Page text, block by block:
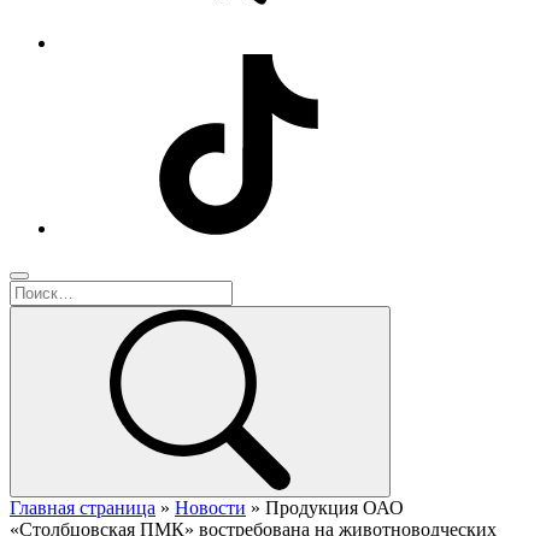
Главная страница » Новости » Продукция ОАО
«Столбцовская ПМК» востребована на животноводческих